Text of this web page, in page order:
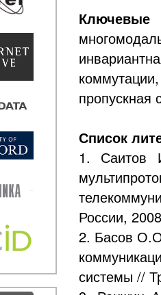
пропускная
Список
1. Саитов
России,
2. Басов
системы //